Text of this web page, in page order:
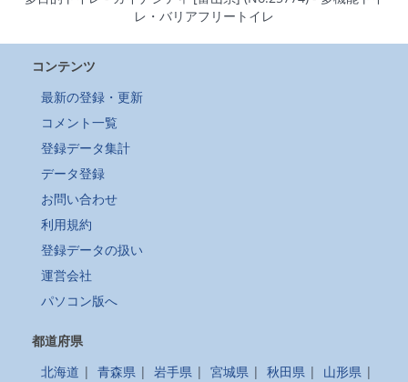
レ・バリアフリートイレ
コンテンツ
最新の登録・更新
コメント一覧
登録データ集計
データ登録
お問い合わせ
利用規約
登録データの扱い
運営会社
パソコン版へ
都道府県
北海道 | 青森県 | 岩手県 | 宮城県 | 秋田県 | 山形県 |